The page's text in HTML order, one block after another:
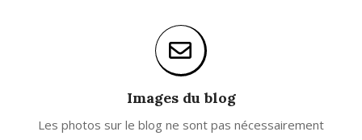
Images du blog
Les photos sur le blog ne sont pas nécessairement